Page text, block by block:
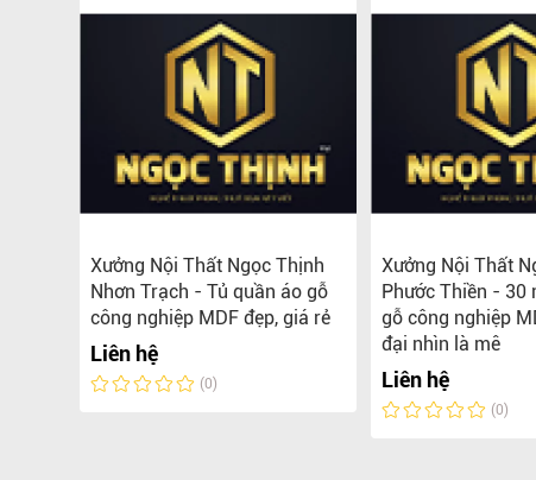
Xưởng Nội Thất Ngọc Thịnh
Nhơn Trạch - Tủ quần áo gỗ
công nghiệp MDF đẹp, giá rẻ
Liên hệ
(0)
Xưởng Nội Thất
Phước Thiền - 30
gỗ công nghiệp
đại nhìn là mê
Liên hệ
(0)